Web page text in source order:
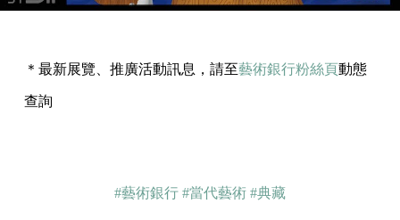
＊最新展覽、推廣活動訊息，請至藝術銀行粉絲頁動態
查詢
#藝術銀行 #當代藝術 #典藏